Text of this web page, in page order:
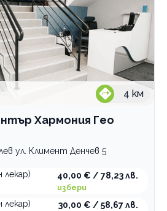
4 км
Хармония Гео
ул. Климент Денчев 5
40,00 € / 78,23 лв.
избери
30,00 € / 58,67 лв.